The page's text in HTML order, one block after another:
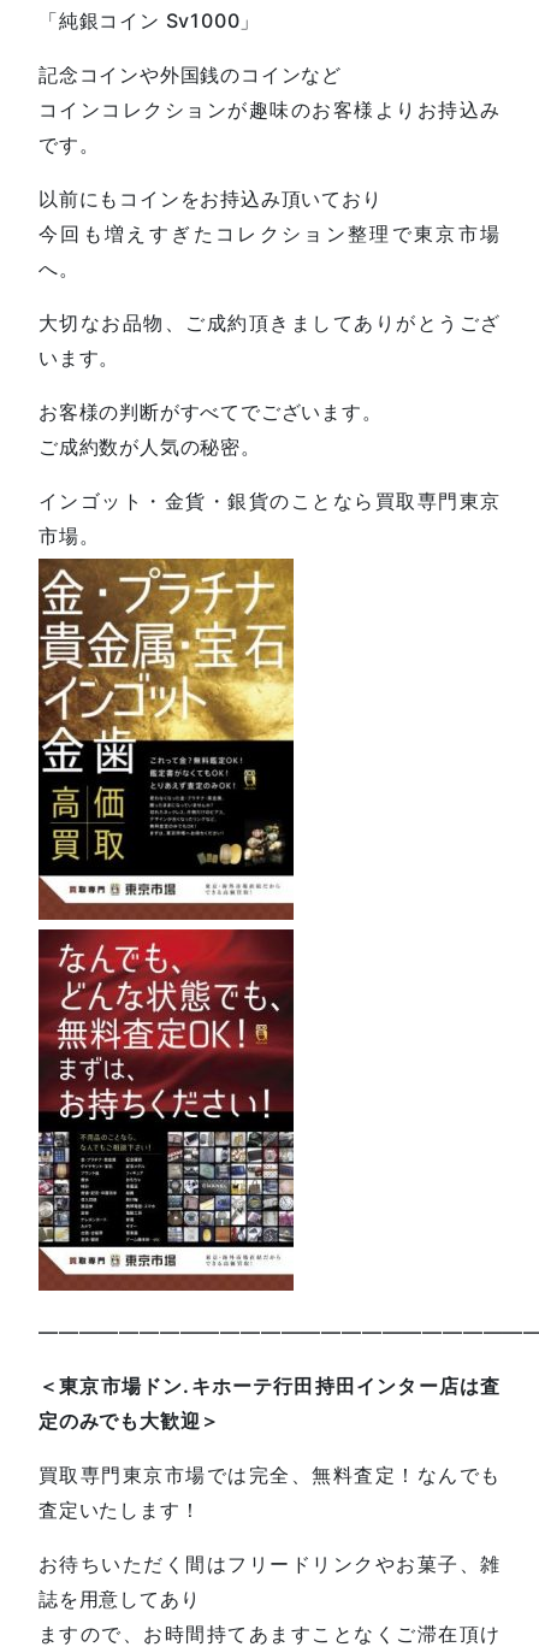
「純銀コイン Sv1000」
記念コインや外国銭のコインなど
コインコレクションが趣味のお客様よりお持込み
です。
以前にもコインをお持込み頂いており
今回も増えすぎたコレクション整理で東京市場
へ。
大切なお品物、ご成約頂きましてありがとうござ
います。
お客様の判断がすべてでございます。
ご成約数が人気の秘密。
インゴット・金貨・銀貨のことなら買取専門東京
市場。
＜東京市場ドン.キホーテ行田持田インター店は査
定のみでも大歓迎＞
買取専門東京市場では完全、無料査定！なんでも
査定いたします！
お待ちいただく間はフリードリンクやお菓子、雑
誌を用意してあり
ますので、お時間持てあますことなくご滞在頂け